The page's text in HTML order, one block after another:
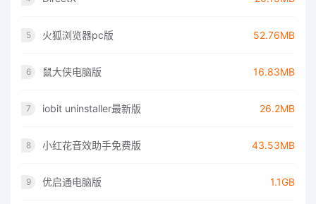
5 火狐浏览器pc版 52.76MB
6 鼠大侠电脑版 16.83MB
7 iobit uninstaller最新版 26.2MB
8 小红花音效助手免费版 43.53MB
9 优启通电脑版 1.1GB